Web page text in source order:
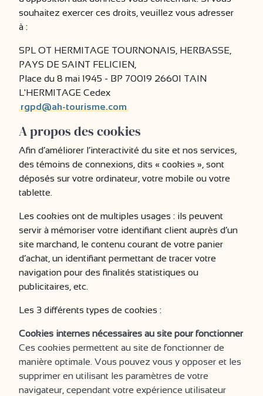
souhaitez exercer ces droits, veuillez vous adresser
à :
SPL OT HERMITAGE TOURNONAIS, HERBASSE,
PAYS DE SAINT FELICIEN,
Place du 8 mai 1945 - BP 70019 26601 TAIN
L'HERMITAGE Cedex
rgpd@ah-tourisme.com
A propos des cookies
Afin d’améliorer l’interactivité du site et nos services,
des témoins de connexions, dits « cookies », sont
déposés sur votre ordinateur, votre mobile ou votre
tablette.
Les cookies ont de multiples usages : ils peuvent
servir à mémoriser votre identifiant client auprès d’un
site marchand, le contenu courant de votre panier
d’achat, un identifiant permettant de tracer votre
navigation pour des finalités statistiques ou
publicitaires, etc.
Les 3 différents types de cookies :
Cookies internes nécessaires au site pour fonctionner
Ces cookies permettent au site de fonctionner de
manière optimale. Vous pouvez vous y opposer et les
supprimer en utilisant les paramètres de votre
navigateur, cependant votre expérience utilisateur